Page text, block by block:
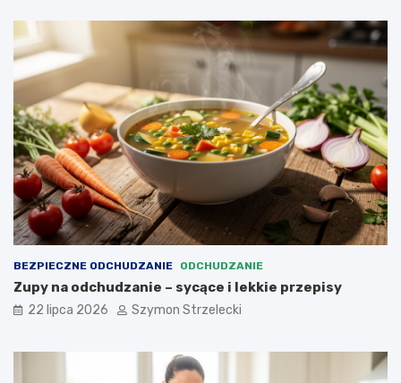
BEZPIECZNE ODCHUDZANIE ODCHUDZANIE
Zupy na odchudzanie – sycące i lekkie przepisy
22 lipca 2026 Szymon Strzelecki